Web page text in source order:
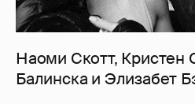
Наоми Скотт, Кристен
Балинска и Элизабет